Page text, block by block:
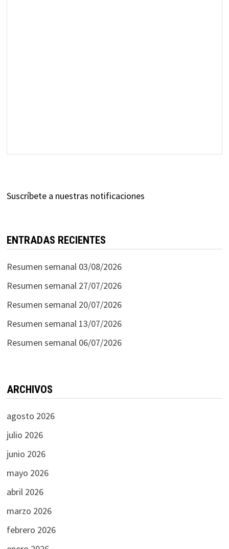
Suscríbete a nuestras notificaciones
ENTRADAS RECIENTES
Resumen semanal 03/08/2026
Resumen semanal 27/07/2026
Resumen semanal 20/07/2026
Resumen semanal 13/07/2026
Resumen semanal 06/07/2026
ARCHIVOS
agosto 2026
julio 2026
junio 2026
mayo 2026
abril 2026
marzo 2026
febrero 2026